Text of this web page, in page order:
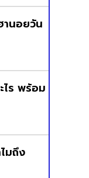
นอยวัน
ไร พร้อม
มถึง